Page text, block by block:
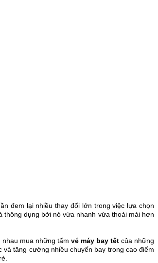
đem lại nhiều thay đổi lớn trong việc lựa chọn
dụng bởi nó vừa nhanh vừa thoải mái hơn
mua những tấm vé máy bay tếtcủa những
và tăng cường nhiều chuyến bay trong cao điểm